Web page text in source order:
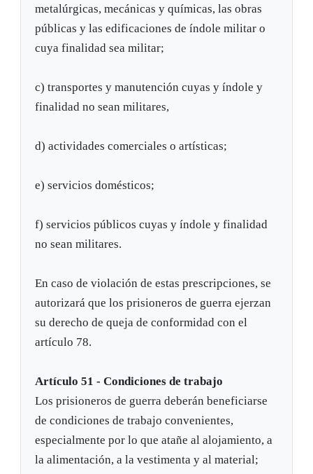
metalúrgicas, mecánicas y químicas, las obras
públicas y las edificaciones de índole militar o
cuya finalidad sea militar;
c) transportes y manutención cuyas y índole y
finalidad no sean militares,
d) actividades comerciales o artísticas;
e) servicios domésticos;
f) servicios públicos cuyas y índole y finalidad
no sean militares.
En caso de violación de estas prescripciones, se
autorizará que los prisioneros de guerra ejerzan
su derecho de queja de conformidad con el
artículo 78.
Artículo 51 - Condiciones de trabajo
Los prisioneros de guerra deberán beneficiarse
de condiciones de trabajo convenientes,
especialmente por lo que atañe al alojamiento, a
la alimentación, a la vestimenta y al material;